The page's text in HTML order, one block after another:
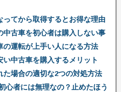
ってから取得するとお得な理由
中古車を初心者は購入しない事
の運転が上手い人になる方法
中古車を購入するメリット
た場合の適切な2つの対処方法
心者には無理なの？止めたほう